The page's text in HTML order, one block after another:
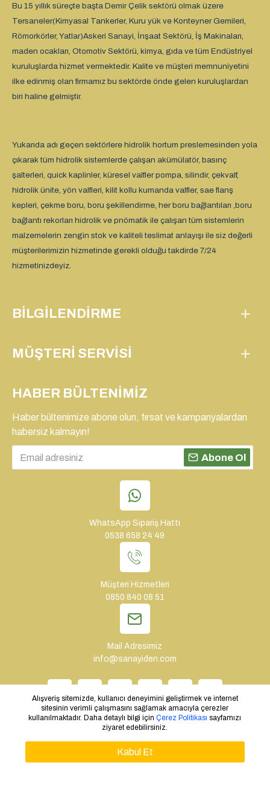
Bu 15 yıllık süreçte başta Demir Çelik sektörü olmak üzere
Tersaneler(Kimyasal Tankerler, Kuru yük ve Konteyner Gemileri,
Römorkörler, Yatlar)Askeri Sanayi, İnşaat Sektörü, İş Makinaları,
maden ocakları, Otomotiv Sektörü, kimya, gıda ve tüm Endüstriyel
kuruluşlarda hizmet vermektedir. Kalite ve müşteri memnuniyetini
ilke edinmiş olan firmamız bu sektörde önde gelen kuruluşlardan
biri haline gelmiştir.
Yukarıda adı geçen sektörlere hidrolik hortum preslemesinden yola
çıkarak tüm hidrolik sistemlerde çalışan akümülatör, basınç
şalterleri, quick kaplinler, küresel valfler pompa, silindir, çekvalf,
hidrolik ünite, yön valfleri, kilit kollu kumanda valfler, sae flanş
kepleri, çekme boru, boru şekillendirme, her boru bağlantıları ,boru
bağlantı rekorları hidrolik ve pnömatik ile çalışan tüm sistemlerin
malzemelerin zengin stok ve kaliteli teslimat anlayışı ile siz değerli
müşterilerimizin hizmetinde gerekli olduğu takdirde 7/24
hizmetinizdeyiz.
BILGILENDIRME
MÜŞTERI SERVISI
HABER BÜLTENIMIZ
Haber bültenimize abone olun, fırsat ve kampanyalardan
habersiz kalmayın!
Abone Ol
WhatsApp Sipariş Hattı
0538 658 24 49
Müşteri Hizmetleri
0850 840 08 51
Mail Adresimiz
info@sanayiden.com
Alışveriş sitemizde, kullanıcı deneyimini geliştirmek ve internet
sitesinin verimli çalışmasını sağlamak amacıyla çerezler
kullanılmaktadır. Daha detaylı bilgi içinÇerez Politikası sayfamızı
ziyaret edebilirsiniz.
Kabul Et